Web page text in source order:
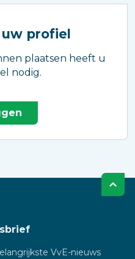
profiel
plaatsen heeft u
nodig.
VvE-nieuws